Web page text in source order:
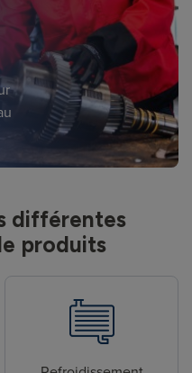
différentes
produits